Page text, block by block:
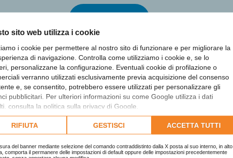
sito web utilizza i cookie
i cookie per permettere al nostro sito di funzionare e per migliorare la
di navigazione. Controlla come utilizziamo i cookie e, se lo
personalizzane la configurazione. Eventuali cookie di profilazione o
verranno utilizzati esclusivamente previa acquisizione del consenso
e, se consentito, potrebbero essere utilizzati per personalizzare gli
pubblicitari. Per ulteriori informazioni su come Google utilizza i dati
consulta la politica sulla privacy di Google
l'informativa cookie completa.
RIFIUTA GESTISCI ACCETTA TUTTI
del banner mediante selezione del comando contraddistinto dalla X posta al suo interno, in alto
comporta il permanere delle impostazioni di default oppure delle impostazioni precedentemente
opere dell'Edizione 2016